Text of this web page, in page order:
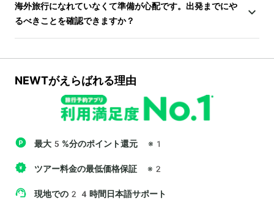
海外旅行になれていなくて準備が心配です。出発までにや
るべきことを確認できますか？
NEWTがえらばれる理由
最大5%分のポイント還元 ※1
ツアー料金の最低価格保証 ※2
現地での24時間日本語サポート